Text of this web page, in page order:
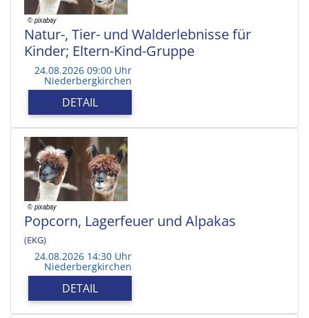
Natur-, Tier- und Walderlebnisse für
Kinder; Eltern-Kind-Gruppe
24.08.2026 09:00 Uhr
Niederbergkirchen
DETAIL
Popcorn, Lagerfeuer und Alpakas
(EKG)
24.08.2026 14:30 Uhr
Niederbergkirchen
DETAIL